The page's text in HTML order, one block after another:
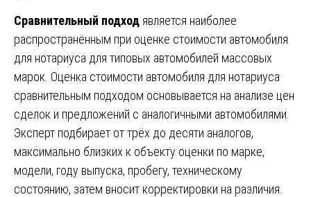
Сравнительный подход является наиболее
распространённым при оценке стоимости автомобиля
для нотариуса для типовых автомобилей массовых
марок. Оценка стоимости автомобиля для нотариуса
сравнительным подходом основывается на анализе цен
сделок и предложений с аналогичными автомобилями.
Эксперт подбирает от трёх до десяти аналогов,
максимально близких к объекту оценки по марке,
модели, году выпуска, пробегу, техническому
состоянию, затем вносит корректировки на различия.